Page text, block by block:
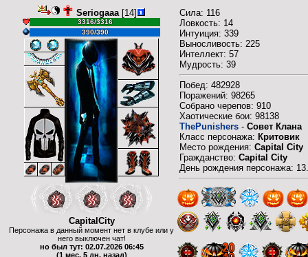
Seriogaaa[14]
3316/3316
390/390
CapitalCity
Персонажа в данный момент нет в клубе или у
него выключен чат!
но был тут: 02.07.2026 06:45
(1 мес. 5 дн. назад)
Сила: 116
Ловкость: 14
Интуиция: 339
Выносливость: 225
Интеллект: 57
Мудрость: 39
Побед: 482928
Поражений: 98265
Собрано черепов: 910
Хаотические бои: 98138
ThePunishers - Совет Клана
Класс персонажа: Критовик
Место рождения: Capital City
Гражданство: Capital City
День рождения персонажа: